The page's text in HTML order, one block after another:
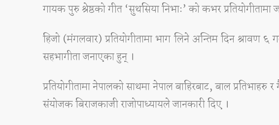
गायक पुरु श्रेष्ठको गीत ‘सुथसिया निभाः’ को कभर
हिजो (मंगलवार) प्रतियोगीतामा भाग लिने अन्तिम दिन श्रावण
सहभागीता जनाएका हुन् ।
प्रतियोगीतामा नेपालको साथमा नेपाल बाहिरबाट, बाल
संयोजक बिराजकाजी राजोपाध्यायले जानकारी दिए ।